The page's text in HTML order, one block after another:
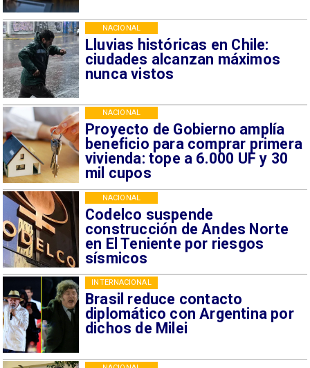
Lluvias históricas en Chile:
ciudades alcanzan máximos
nunca vistos
NACIONAL
Proyecto de Gobierno amplía
beneficio para comprar primera
vivienda: tope a 6.000 UF y 30
mil cupos
NACIONAL
Codelco suspende
construcción de Andes Norte
en El Teniente por riesgos
sísmicos
NACIONAL
Brasil reduce contacto
diplomático con Argentina por
dichos de Milei
INTERNACIONAL